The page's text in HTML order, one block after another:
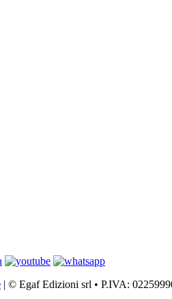
| © Egaf Edizioni srl • P.IVA: